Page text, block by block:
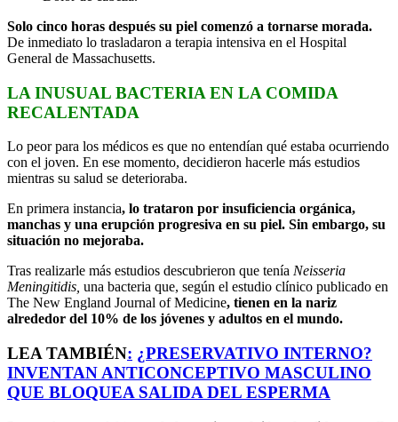
Solo cinco horas después su piel comenzó a tornarse morada.
De inmediato lo trasladaron a terapia intensiva en el Hospital
General de Massachusetts.
LA INUSUAL BACTERIA EN LA COMIDA
RECALENTADA
Lo peor para los médicos es que no entendían qué estaba ocurriendo
con el joven. En ese momento, decidieron hacerle más estudios
mientras su salud se deterioraba.
En primera instancia, lo trataron por insuficiencia orgánica,
manchas y una erupción progresiva en su piel. Sin embargo, su
situación no mejoraba.
Tras realizarle más estudios descubrieron que tenía Neisseria
Meningitidis, una bacteria que, según el estudio clínico publicado en
The New England Journal of Medicine, tienen en la nariz
alrededor del 10% de los jóvenes y adultos en el mundo.
LEA TAMBIÉN: ¿PRESERVATIVO INTERNO?
INVENTAN ANTICONCEPTIVO MASCULINO
QUE BLOQUEA SALIDA DEL ESPERMA